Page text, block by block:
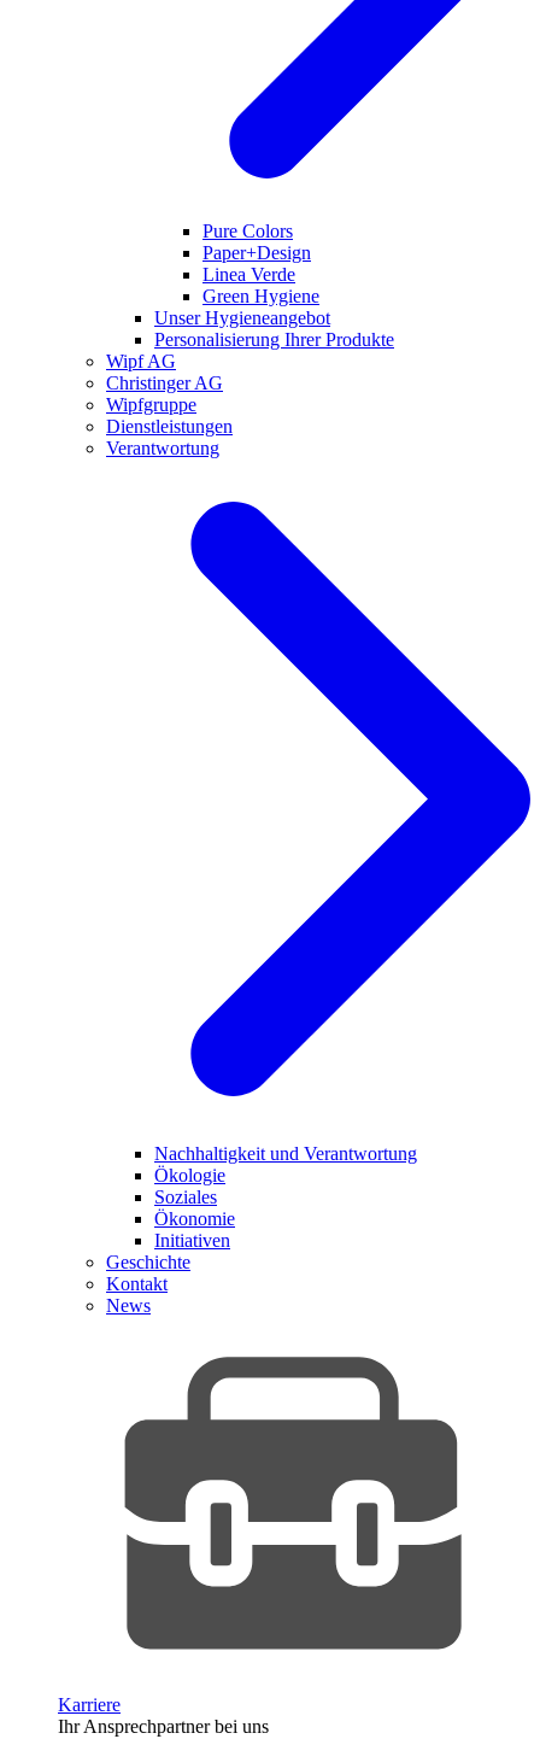
Pure Colors
Paper+Design
Linea Verde
Green Hygiene
Unser Hygieneangebot
Personalisierung Ihrer Produkte
Wipf AG
Christinger AG
Wipfgruppe
Dienstleistungen
Verantwortung
Nachhaltigkeit und Verantwortung
Ökologie
Soziales
Ökonomie
Initiativen
Geschichte
Kontakt
News
Karriere
Ihr Ansprechpartner bei uns